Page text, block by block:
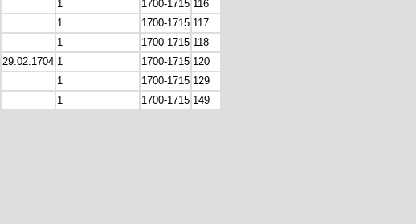
1 1700-1715 116
1 1700-1715 117
1 1700-1715 118
29.02.1704 1 1700-1715 120
1 1700-1715 129
1 1700-1715 149